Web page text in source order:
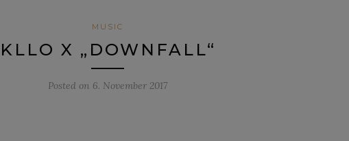
MUSIC
KLLO X „DOWNFALL“
Posted on 6. November 2017